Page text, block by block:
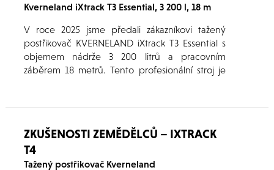
Kverneland iXtrack T3 Essential, 3 200 l, 18 m
V roce 2025 jsme předali zákazníkovi tažený
postřikovač KVERNELAND iXtrack T3 Essential s
objemem nádrže 3 200 litrů a pracovním
záběrem 18 metrů. Tento profesionální stroj je
ZKUŠENOSTI ZEMĚDĚLCŮ – IXTRACK
T4
Tažený postřikovač Kverneland